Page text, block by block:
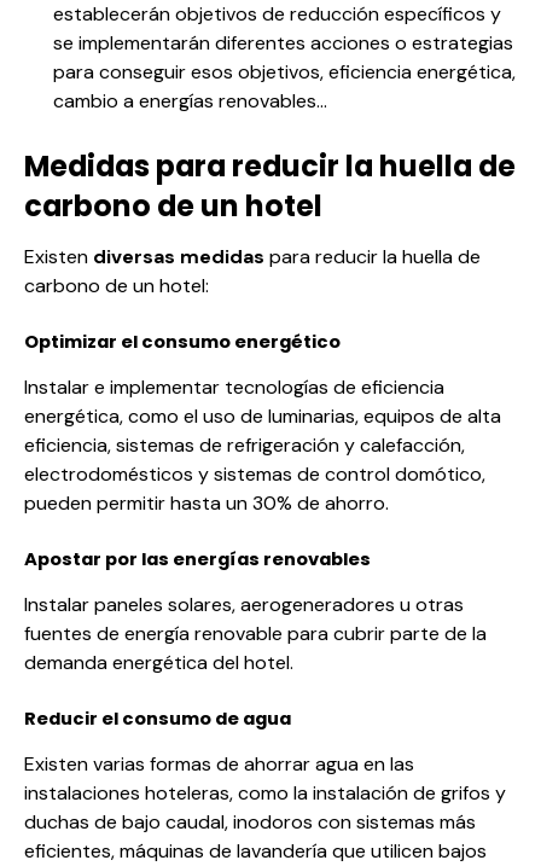
establecerán objetivos de reducción específicos y
se implementarán diferentes acciones o estrategias
para conseguir esos objetivos, eficiencia energética,
cambio a energías renovables…
Medidas para reducir la huella de
carbono de un hotel
Existen diversas medidas para reducir la huella de
carbono de un hotel:
Optimizar el consumo energético
Instalar e implementar tecnologías de eficiencia
energética, como el uso de luminarias, equipos de alta
eficiencia, sistemas de refrigeración y calefacción,
electrodomésticos y sistemas de control domótico,
pueden permitir hasta un 30% de ahorro.
Apostar por las energías renovables
Instalar paneles solares, aerogeneradores u otras
fuentes de energía renovable para cubrir parte de la
demanda energética del hotel.
Reducir el consumo de agua
Existen varias formas de ahorrar agua en las
instalaciones hoteleras, como la instalación de grifos y
duchas de bajo caudal, inodoros con sistemas más
eficientes, máquinas de lavandería que utilicen bajos